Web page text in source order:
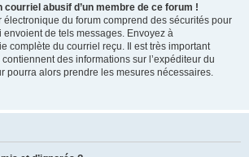
courriel abusif d’un membre de ce forum !
électronique du forum comprend des sécurités pour
de tels messages. Envoyez à
complète du courriel reçu. Il est très important
des informations sur l’expéditeur du
pourra alors prendre les mesures nécessaires.